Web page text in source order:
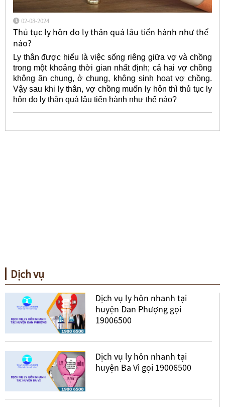
02-08-2024
Thủ tục ly hôn do ly thân quá lâu tiến hành như thế
nào?
Ly thân được hiểu là việc sống riêng giữa vợ và chồng
trong một khoảng thời gian nhất định; cả hai vợ chồng
không ăn chung, ở chung, không sinh hoạt vợ chồng.
Vậy sau khi ly thân, vợ chồng muốn ly hôn thì thủ tục ly
hôn do ly thân quá lâu tiến hành như thế nào?
Dịch vụ
Dịch vụ ly hôn nhanh tại
huyện Đan Phượng gọi
19006500
Dịch vụ ly hôn nhanh tại
huyện Ba Vì gọi 19006500